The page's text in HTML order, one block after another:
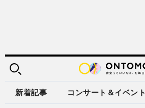
新着記事 コンサート＆イベント